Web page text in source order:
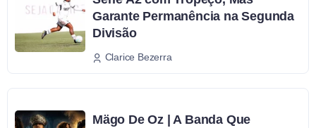
Garante Permanência na Segunda
Divisão
Clarice Bezerra
Mägo De Oz | A Banda Que